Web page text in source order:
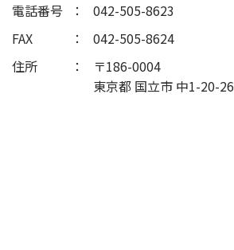
電話番号
042-505-8623
FAX
042-505-8624
住所
〒186-0004
東京都 国立市 中1-20-26